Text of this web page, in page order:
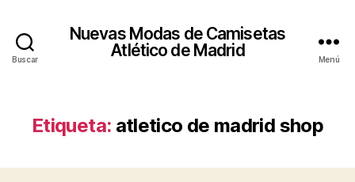
Buscar
Nuevas Modas de Camisetas
Atlético de Madrid
Menú
Etiqueta: atletico de madrid shop